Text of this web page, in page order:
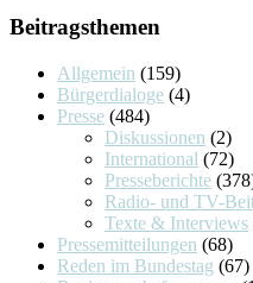
Beitragsthemen
Allgemein (159)
Bürgerdialoge (4)
Presse (484)
Diskussionen (2)
International (72)
Presseberichte
Radio- und TV-
Texte & Interviews
Pressemitteilungen (68)
Reden im Bundestag (67)